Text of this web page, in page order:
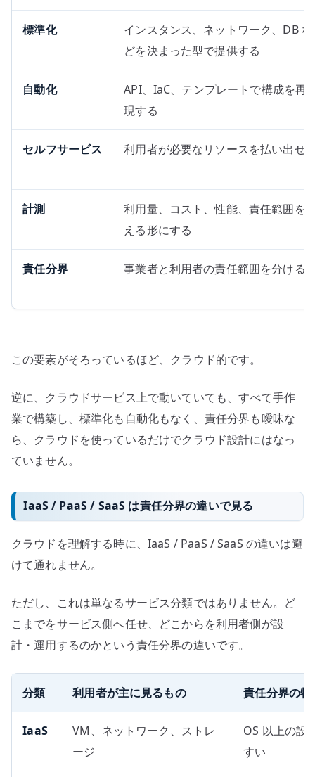
標準化
インスタンス、ネットワーク、DB な
どを決まった型で提供する
自動化
API、IaC、テンプレートで構成を再
現する
セルフサービス 利用者が必要なリソースを払い出せ
計測
利用量、コスト、性能、責任範囲を
える形にする
責任分界 事業者と利用者の責任範囲を分ける
この要素がそろっているほど、クラウド的です。
逆に、クラウドサービス上で動いていても、すべて手作
業で構築し、標準化も自動化もなく、責任分界も曖昧な
ら、クラウドを使っているだけでクラウド設計にはなっ
ていません。
IaaS / PaaS / SaaS は責任分界の違いで見る
クラウドを理解する時に、IaaS / PaaS / SaaS の違いは避
けて通れません。
ただし、これは単なるサービス分類ではありません。ど
こまでをサービス側へ任せ、どこからを利用者側が設
計・運用するのかという責任分界の違いです。
分類 利用者が主に見るもの 責任分界の特
IaaS
VM、ネットワーク、ストレ
ージ
OS 以上の設
すい